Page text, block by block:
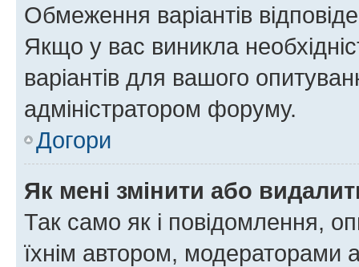
Обмеження варіантів
Якщо у вас виникла
варіантів для вашого
адміністратором форуму.
Догори
Як мені змінити або
Так само як і повідомлення,
їхнім автором, модераторами